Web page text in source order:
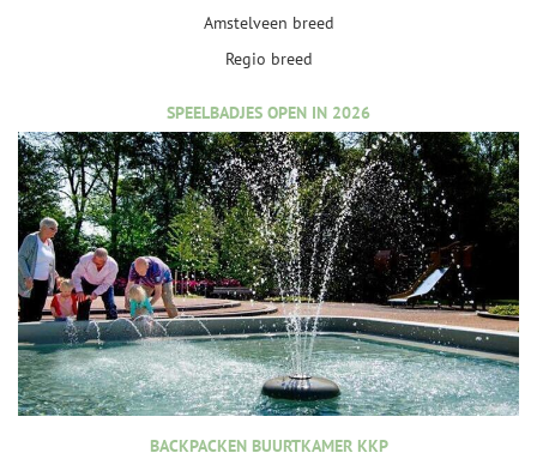
Amstelveen breed
Regio breed
SPEELBADJES OPEN IN 2026
BACKPACKEN BUURTKAMER KKP